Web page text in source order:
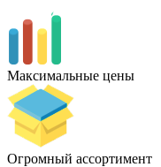
Максимальные цены
Огромный ассортимент